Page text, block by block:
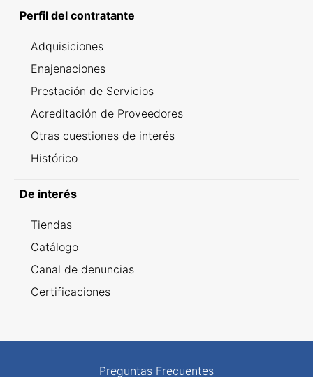
Perfil del contratante
Adquisiciones
Enajenaciones
Prestación de Servicios
Acreditación de Proveedores
Otras cuestiones de interés
Histórico
De interés
Tiendas
Catálogo
Canal de denuncias
Certificaciones
Preguntas Frecuentes